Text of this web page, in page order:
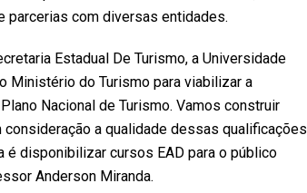
parcerias com diversas entidades.
Estadual De Turismo, a Universidade
Ministério do Turismo para viabilizar a
Nacional de Turismo. Vamos construir
a qualidade dessas qualificações
disponibilizar cursos EAD para o público
Anderson Miranda.